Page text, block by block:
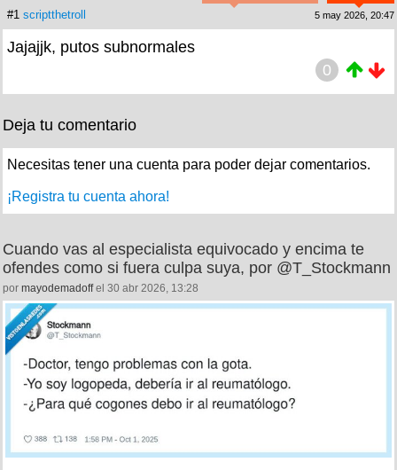
#1 scriptthetroll 5 may 2026, 20:47
Jajajjk, putos subnormales
0
Deja tu comentario
Necesitas tener una cuenta para poder dejar comentarios.
¡Registra tu cuenta ahora!
Cuando vas al especialista equivocado y encima te
ofendes como si fuera culpa suya, por @T_Stockmann
por mayodemadoffel 30 abr 2026, 13:28